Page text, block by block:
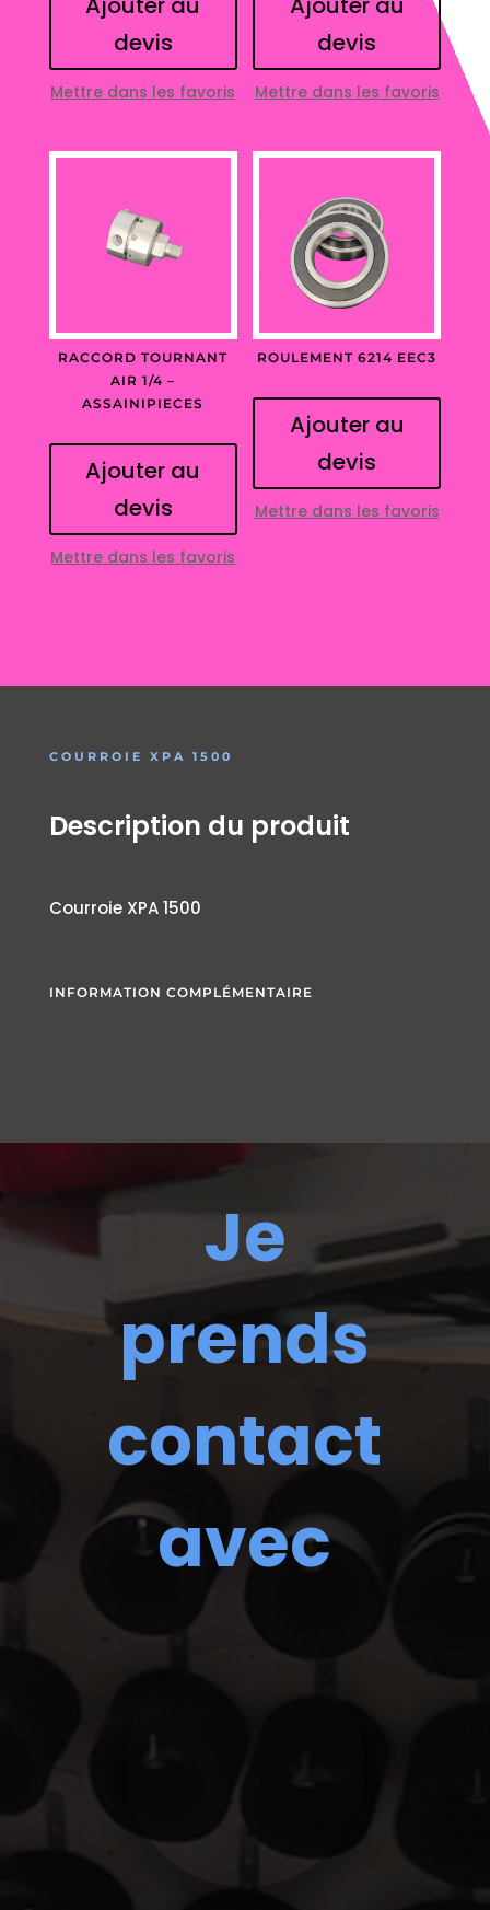
devis
Mettre dans les favoris
devis
Mettre dans les favoris
RACCORD TOURNANT
AIR 1/4 –
ASSAINIPIECES
Ajouter au
devis
Mettre dans les favoris
ROULEMENT 6214 EEC3
Ajouter au
devis
Mettre dans les favoris
COURROIE XPA 1500
Description du produit
Courroie XPA 1500
INFORMATION COMPLÉMENTAIRE
Je
prends
contact
avec